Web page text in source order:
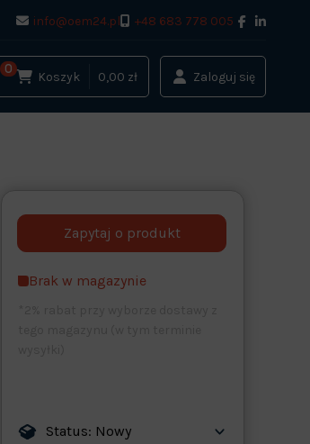
info@oem24.pl +48 683 778 005
0
Koszyk 0,00 zł Zaloguj się
Brak w magazynie
Status: Nowy